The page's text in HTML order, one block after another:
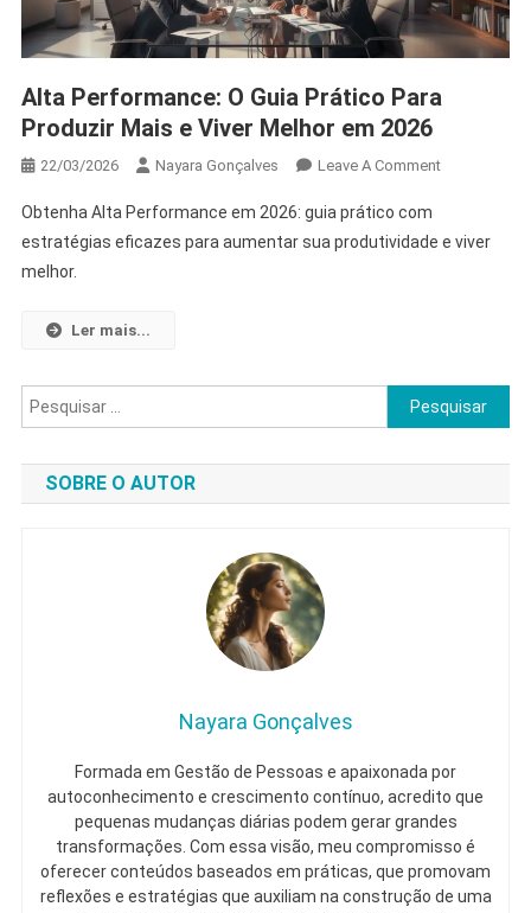
Alta Performance: O Guia Prático Para
Produzir Mais e Viver Melhor em 2026
22/03/2026 Nayara Gonçalves Leave A CommentOn
O
Mais
E
Melhor
Obtenha Alta Performance em 2026: guia prático com
estratégias eficazes para aumentar sua produtividade e viver
melhor.
Ler mais...
Pesquisar
por:
SOBRE O AUTOR
Nayara Gonçalves
Formada em Gestão de Pessoas e apaixonada por
autoconhecimento e crescimento contínuo, acredito que
pequenas mudanças diárias podem gerar grandes
transformações. Com essa visão, meu compromisso é
oferecer conteúdos baseados em práticas, que promovam
reflexões e estratégias que auxiliam na construção de uma